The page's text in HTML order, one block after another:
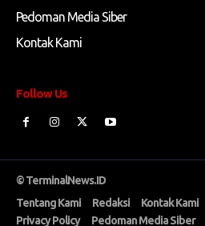
Pedoman Media Siber
Kontak Kami
Follow Us
© TerminalNews.ID
Tentang Kami
Redaksi Kontak Kami
Privacy Policy
Pedoman Media Siber